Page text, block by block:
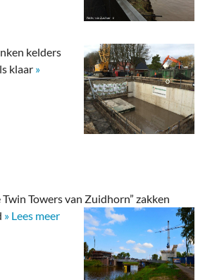
kelders
klaar »
Towers van Zuidhorn” zakken
» Lees meer